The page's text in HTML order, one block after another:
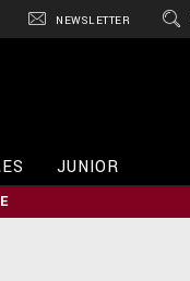
NEWSLETTER
JUNIOR